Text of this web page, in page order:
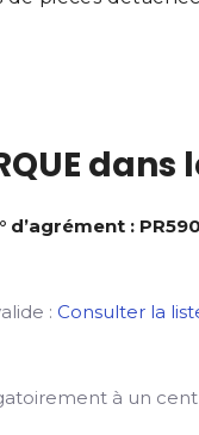
dans
d’agrément :
: Consulter la
à un